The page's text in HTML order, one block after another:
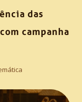
das
campanha